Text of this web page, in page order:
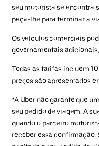
seu motorista se encontra
peça-lhe para terminar a
Os veículos comerciais
governamentais
Todas as tarifas incluem 10
preços são apresentados
*A Uber não garante que
seu pedido de viagem. A
quando o parceiro
receber essa